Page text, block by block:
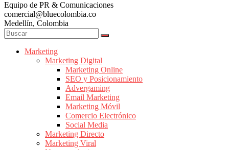
Marketing
Colombia
|
Revistas
Marketing
Publicidad
Equipo de PR & Comunicaciones
comercial@bluecolombia.co
Medellín, Colombia
Marketing
Marketing Digital
Marketing Online
SEO y Posicionamiento
Advergaming
Email Marketing
Marketing Móvil
Comercio Electrónico
Social Media
Marketing Directo
Marketing Viral